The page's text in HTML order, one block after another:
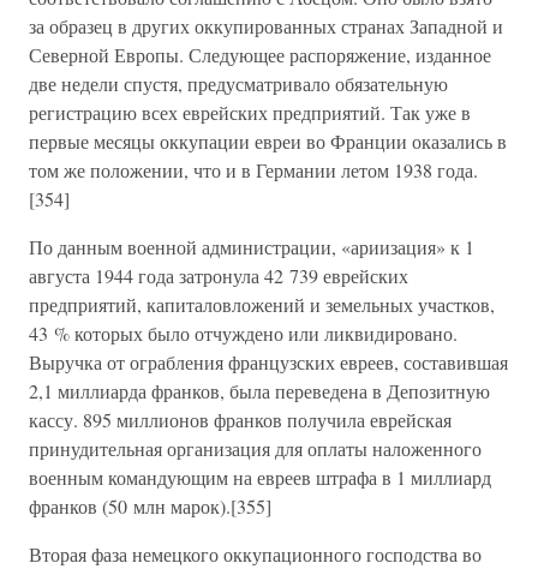
за образец в других оккупированных странах Западной и
Северной Европы. Следующее распоряжение, изданное
две недели спустя, предусматривало обязательную
регистрацию всех еврейских предприятий. Так уже в
первые месяцы оккупации евреи во Франции оказались в
том же положении, что и в Германии летом 1938 года.
[354]
По данным военной администрации, «ариизация» к 1
августа 1944 года затронула 42 739 еврейских
предприятий, капиталовложений и земельных участков,
43 % которых было отчуждено или ликвидировано.
Выручка от ограбления французских евреев, составившая
2,1 миллиарда франков, была переведена в Депозитную
кассу. 895 миллионов франков получила еврейская
принудительная организация для оплаты наложенного
военным командующим на евреев штрафа в 1 миллиард
франков (50 млн марок).[355]
Вторая фаза немецкого оккупационного господства во